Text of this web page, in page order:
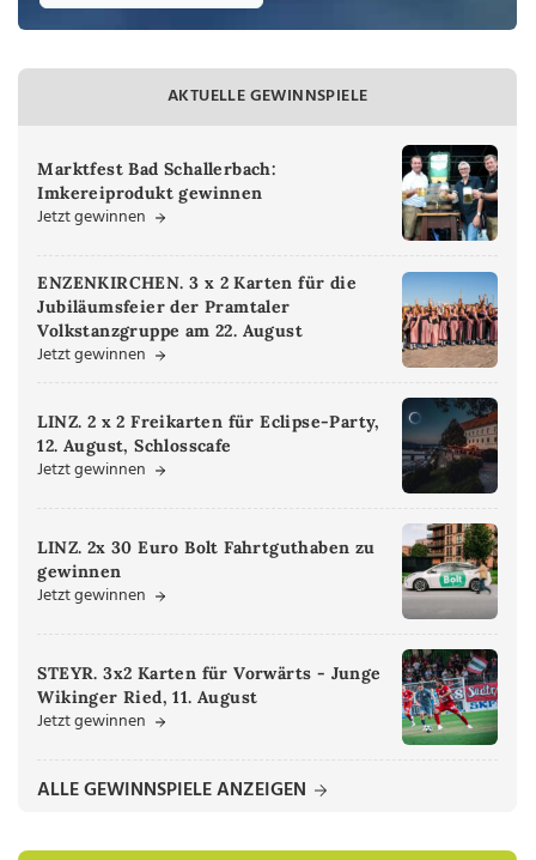
AKTUELLE GEWINNSPIELE
Marktfest Bad Schallerbach:
Imkereiprodukt gewinnen
Jetzt gewinnen
ENZENKIRCHEN. 3 x 2 Karten für die
Jubiläumsfeier der Pramtaler
Volkstanzgruppe am 22. August
Jetzt gewinnen
LINZ. 2 x 2 Freikarten für Eclipse-Party,
12. August, Schlosscafe
Jetzt gewinnen
LINZ. 2x 30 Euro Bolt Fahrtguthaben zu
gewinnen
Jetzt gewinnen
STEYR. 3x2 Karten für Vorwärts - Junge
Wikinger Ried, 11. August
Jetzt gewinnen
ALLE GEWINNSPIELE ANZEIGEN